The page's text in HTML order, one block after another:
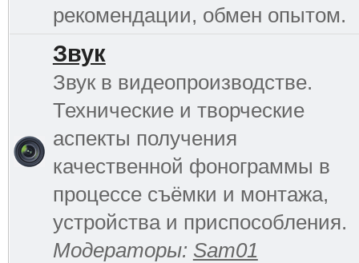
рекомендации, обмен опытом.
Звук
Звук в видеопроизводстве.
Технические и творческие
аспекты получения
качественной фонограммы в
процессе съёмки и монтажа,
устройства и приспособления.
Модераторы: Sam01